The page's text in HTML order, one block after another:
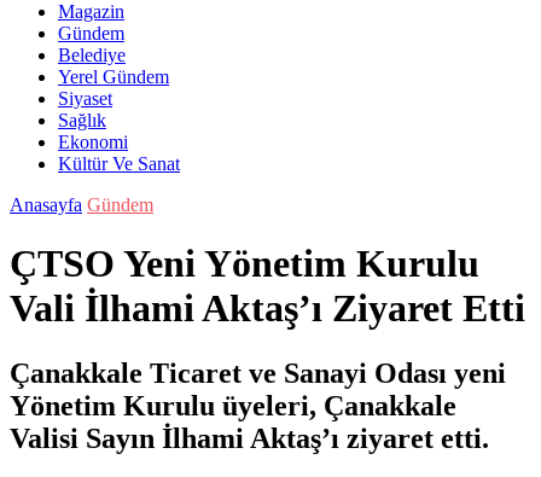
Magazin
Gündem
Belediye
Yerel Gündem
Siyaset
Sağlık
Ekonomi
Kültür Ve Sanat
Anasayfa Gündem
ÇTSO Yeni Yönetim Kurulu
Vali İlhami Aktaş’ı Ziyaret Etti
Çanakkale Ticaret ve Sanayi Odası yeni
Yönetim Kurulu üyeleri, Çanakkale
Valisi Sayın İlhami Aktaş’ı ziyaret etti.